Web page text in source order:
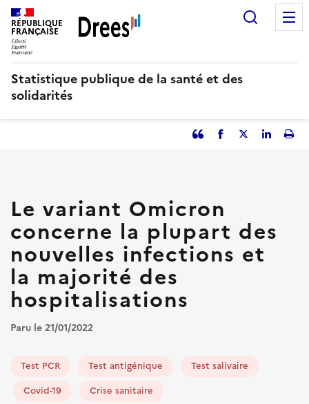
Aller
au
contenu
principal
RÉPUBLIQUE
FRANÇAISE
Statistique publique de la santé et des
solidarités
Partager
citation
Facebook
Partager
Partager
Le variant Omicron
concerne la plupart des
nouvelles infections et
la majorité des
hospitalisations
Paru le 21/01/2022
Test PCR Test antigénique
Test salivaire
Covid-19
Crise sanitaire